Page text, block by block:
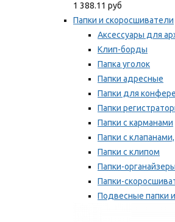
1 388.11 руб
Папки и скоросшиватели
Аксессуары для
Клип-борды
Папка уголок
Папки адресные
Папки для
Папки
Папки с карманами
Папки с
Папки с клипом
Папки-органайзеры
Папки-
Подвесные папки